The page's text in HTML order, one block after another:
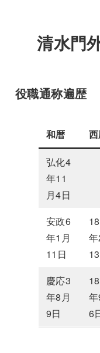
清水門
役職通称遍歴
和暦
弘化4
年11
月4日
安政6
年1月
11日
慶応3
年8月
9日
6